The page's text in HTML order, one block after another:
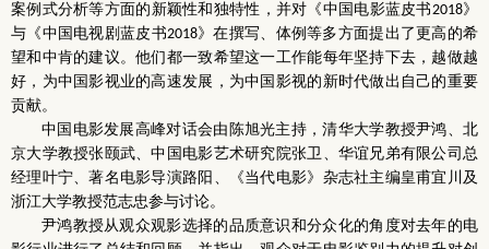
案例式分析等方面的新颖性和独特性，并对《中国电影蓝皮书2018》
与《中国电视剧蓝皮书2018》在撰写、体例等多方面提出了更高的希
望和中肯的建议。他们都一致希望这一工作能每年坚持下去，越做越
好，为中国影视业的高速发展，为中国影视的新时代做出自己的重要
贡献。
中国电影发展高峰对话会由陈旭光主持，清华大学教授尹鸿、北
京大学教授张颐武、中国电影艺术研究院张卫、华谊兄弟有限公司总
经理叶宁、著名电影导演路阳、《当代电影》杂志社主编皇甫宜川及
浙江大学教授范志忠参与讨论。
尹鸿教授从观众观影选择的品质意识和分众化的角度对去年的电